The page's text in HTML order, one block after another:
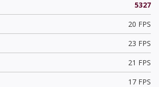
5327
20 FPS
23 FPS
21 FPS
17 FPS